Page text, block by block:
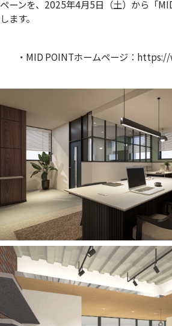
ペーンを、2025年4月5日（土）から「
します。
・MID POINTホームページ： https://